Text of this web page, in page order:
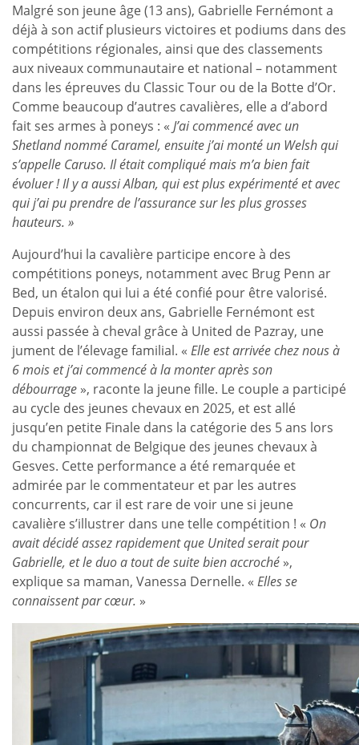
Malgré son jeune âge (13 ans), Gabrielle Fernémont a
déjà à son actif plusieurs victoires et podiums dans des
compétitions régionales, ainsi que des classements
aux niveaux communautaire et national – notamment
dans les épreuves du Classic Tour ou de la Botte d’Or.
Comme beaucoup d’autres cavalières, elle a d’abord
fait ses armes à poneys : « J’ai commencé avec un
Shetland nommé Caramel, ensuite j’ai monté un Welsh qui
s’appelle Caruso. Il était compliqué mais m’a bien fait
évoluer ! Il y a aussi Alban, qui est plus expérimenté et avec
qui j’ai pu prendre de l’assurance sur les plus grosses
hauteurs. »
Aujourd’hui la cavalière participe encore à des
compétitions poneys, notamment avec Brug Penn ar
Bed, un étalon qui lui a été confié pour être valorisé.
Depuis environ deux ans, Gabrielle Fernémont est
aussi passée à cheval grâce à United de Pazray, une
jument de l’élevage familial. « Elle est arrivée chez nous à
6 mois et j’ai commencé à la monter après son
débourrage », raconte la jeune fille. Le couple a participé
au cycle des jeunes chevaux en 2025, et est allé
jusqu’en petite Finale dans la catégorie des 5 ans lors
du championnat de Belgique des jeunes chevaux à
Gesves. Cette performance a été remarquée et
admirée par le commentateur et par les autres
concurrents, car il est rare de voir une si jeune
cavalière s’illustrer dans une telle compétition ! « On
avait décidé assez rapidement que United serait pour
Gabrielle, et le duo a tout de suite bien accroché »,
explique sa maman, Vanessa Dernelle. « Elles se
connaissent par cœur. »